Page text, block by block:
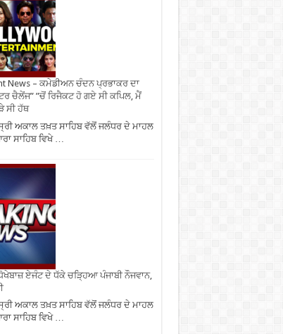
News – ਕਮੇਡੀਅਨ ਚੰਦਨ ਪ੍ਰਭਾਕਰ ਦਾ
ਚੈਲੇਂਜ” ”ਚੋਂ ਰਿਜੈਕਟ ਹੋ ਗਏ ਸੀ ਕਪਿਲ, ਮੈਂ
ਸੀ ਹੱਥ
ਅਕਾਲ ਤਖ਼ਤ ਸਾਹਿਬ ਵੱਲੋਂ ਜਲੰਧਰ ਦੇ ਮਾਹਲ
ਸਾਹਿਬ ਵਿਖੇ …
ਏਜੰਟ ਦੇ ਧੱਕੇ ਚੜ੍ਹਿਆ ਪੰਜਾਬੀ ਨੌਜਵਾਨ,
ਅਕਾਲ ਤਖ਼ਤ ਸਾਹਿਬ ਵੱਲੋਂ ਜਲੰਧਰ ਦੇ ਮਾਹਲ
ਸਾਹਿਬ ਵਿਖੇ …